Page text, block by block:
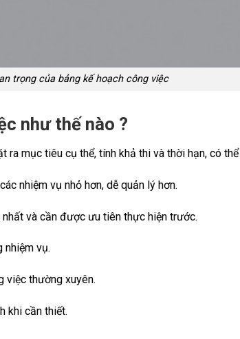
trọng của bảng kế hoạch công việc
như thế nào ?
ra mục tiêu cụ thể, tính khả thi và thời hạn, có
nhiệm vụ nhỏ hơn, dễ quản lý hơn.
và cần được ưu tiên thực hiện trước.
nhiệm vụ.
việc thường xuyên.
khi cần thiết.